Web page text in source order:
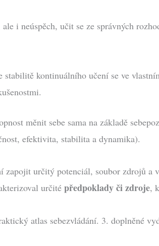
i neúspěch, učit se ze správných
stabilitě kontinuálního učení se ve
měnit sebe sama na základě
efektivita, stabilita a dynamika).
zapojit určitý potenciál, soubor zdrojů
určité předpoklady či zdroje,
atlas sebezvládání. 3. doplněné